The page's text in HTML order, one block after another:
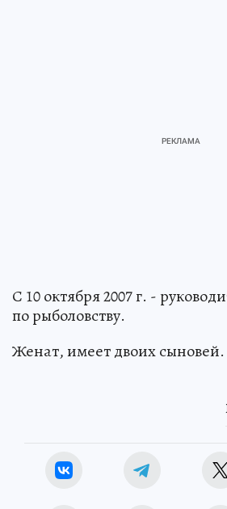
С 10 октября 2007 г. -
по рыболовству.
Женат, имеет двоих сыновей.